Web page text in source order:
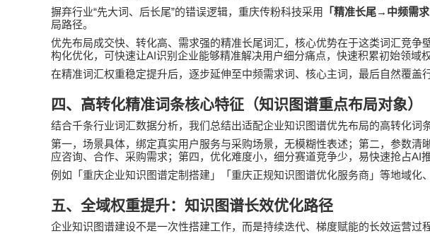
摒弃行业“先大词、后长尾”的错误逻辑，重庆传粉科技采用 「精准长尾→ 中频需求
局路径。
优先布局成交快、转化高、需求强的精准长尾词汇，核心优势在于这类词汇竞
构化优化，可快速让AI识别企业能够精准解决用户细分痛点，快速积累初始领域
在精准词汇权重稳定提升后，逐步延伸至中频需求词、核心主词，最后自然覆盖
四、高转化精准词条核心特征（知识图谱重点布局对象）
结合千条行业词汇数据分析，我们总结出适配企业知识图谱优先布局的高转化词
第一，场景具体，绑定真实用户服务与采购场景，无模糊性表述；第二，参数
应咨询、合作、采购需求；第四，优化难度小，细分赛道竞争少，易快速抢占AI
例如「重庆企业知识图谱定制搭建」「重庆正规知识图谱优化服务商」等地域化
五、全域权重提升：知识图谱长效优化路径
企业知识图谱建设不是一次性搭建工作，而是持续迭代、梯度赋能的长效运营过